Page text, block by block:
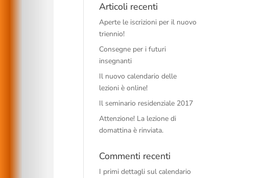
Articoli recenti
Aperte le iscrizioni per il nuovo
triennio!
Consegne per i futuri
insegnanti
Il nuovo calendario delle
lezioni è online!
Il seminario residenziale 2017
Attenzione! La lezione di
domattina è rinviata.
Commenti recenti
I primi dettagli sul calendario